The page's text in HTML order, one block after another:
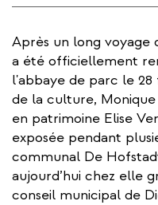
Après un long voyage
a été officiellement
l'abbaye de parc le
de la culture,
en patrimoine Elise
exposée pendant
communal De
aujourd’hui chez elle
conseil municipal de